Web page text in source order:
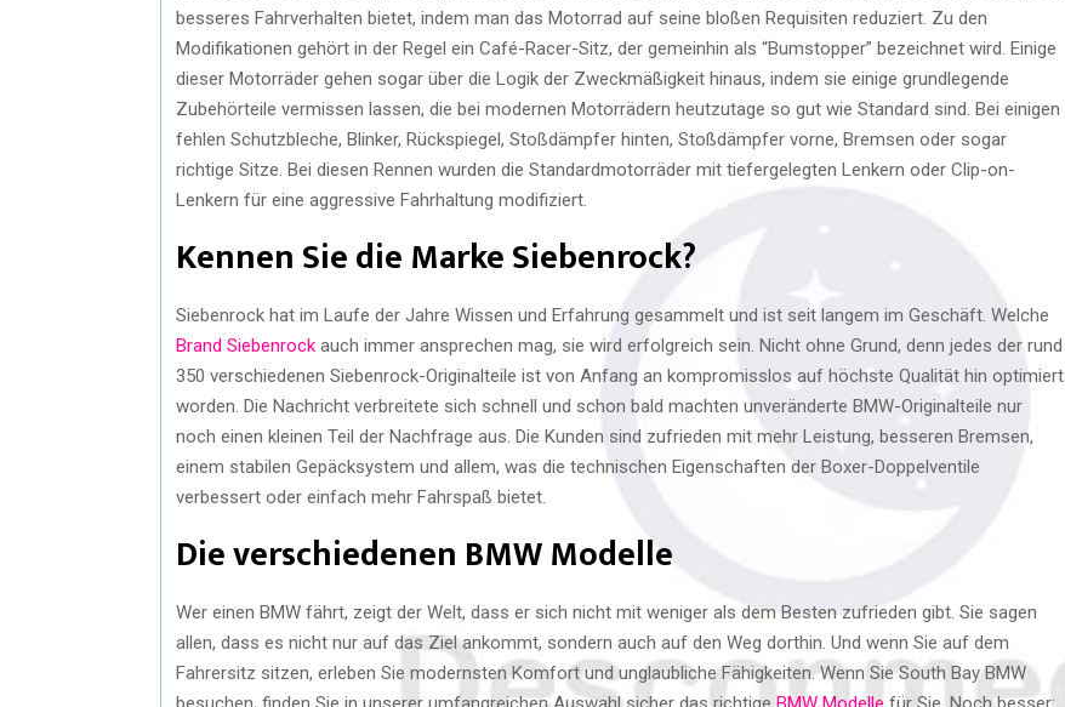
besseres Fahrverhalten bietet, indem man das Motorrad auf seine bloßen Requisiten reduziert. Zu den
Modifikationen gehört in der Regel ein Café-Racer-Sitz, der gemeinhin als “Bumstopper” bezeichnet wird. Einige
dieser Motorräder gehen sogar über die Logik der Zweckmäßigkeit hinaus, indem sie einige grundlegende
Zubehörteile vermissen lassen, die bei modernen Motorrädern heutzutage so gut wie Standard sind. Bei einigen
fehlen Schutzbleche, Blinker, Rückspiegel, Stoßdämpfer hinten, Stoßdämpfer vorne, Bremsen oder sogar
richtige Sitze. Bei diesen Rennen wurden die Standardmotorräder mit tiefergelegten Lenkern oder Clip-on-
Lenkern für eine aggressive Fahrhaltung modifiziert.
Kennen Sie die Marke Siebenrock?
Siebenrock hat im Laufe der Jahre Wissen und Erfahrung gesammelt und ist seit langem im Geschäft. Welche
Brand Siebenrock auch immer ansprechen mag, sie wird erfolgreich sein. Nicht ohne Grund, denn jedes der rund
350 verschiedenen Siebenrock-Originalteile ist von Anfang an kompromisslos auf höchste Qualität hin optimiert
worden. Die Nachricht verbreitete sich schnell und schon bald machten unveränderte BMW-Originalteile nur
noch einen kleinen Teil der Nachfrage aus. Die Kunden sind zufrieden mit mehr Leistung, besseren Bremsen,
einem stabilen Gepäcksystem und allem, was die technischen Eigenschaften der Boxer-Doppelventile
verbessert oder einfach mehr Fahrspaß bietet.
Die verschiedenen BMW Modelle
Wer einen BMW fährt, zeigt der Welt, dass er sich nicht mit weniger als dem Besten zufrieden gibt. Sie sagen
allen, dass es nicht nur auf das Ziel ankommt, sondern auch auf den Weg dorthin. Und wenn Sie auf dem
Fahrersitz sitzen, erleben Sie modernsten Komfort und unglaubliche Fähigkeiten. Wenn Sie South Bay BMW